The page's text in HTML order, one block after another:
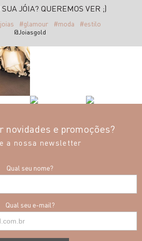
JÓIA? QUEREMOS VER ;)
#glamour #moda #estilo
@Joiasgold
novidades e promoções?
a nossa newsletter
Qual seu nome?
Qual seu e-mail?